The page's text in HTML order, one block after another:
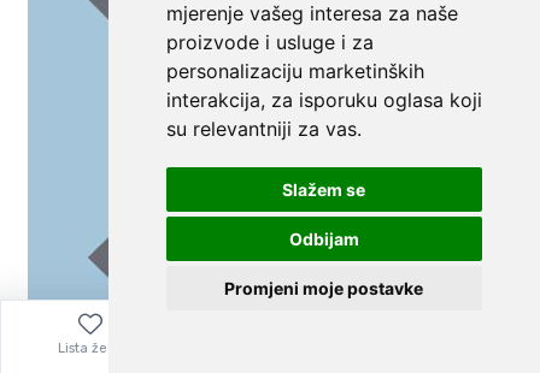
mjerenje vašeg interesa za naše
proizvode i usluge i za
personalizaciju marketinških
interakcija, za isporuku oglasa koji
su relevantniji za vas.
Slažem se
Odbijam
Promjeni moje postavke
Lista želja